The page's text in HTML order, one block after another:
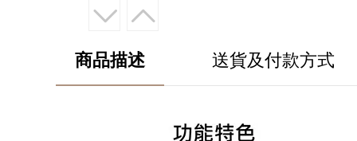
商品描述 送貨及付款方式